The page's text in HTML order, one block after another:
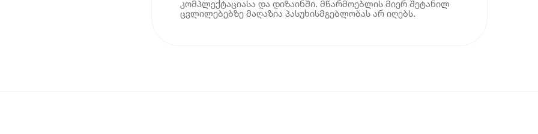
კომპლექტაციასა და დიზაინში. მწარმოებლის მიერ შეტანილ
ცვლილებებზე მაღაზია პასუხისმგებლობას არ იღებს.